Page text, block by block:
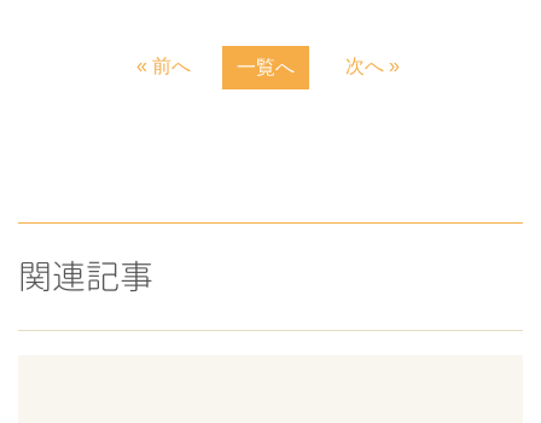
« 前へ 一覧へ 次へ »
関連記事